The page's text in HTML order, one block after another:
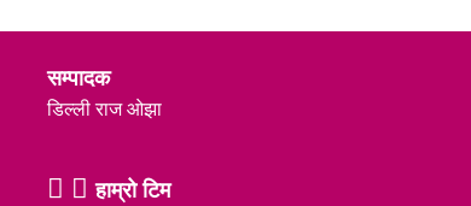
सम्पादक
डिल्ली राज ओझा
हाम्रो टिम